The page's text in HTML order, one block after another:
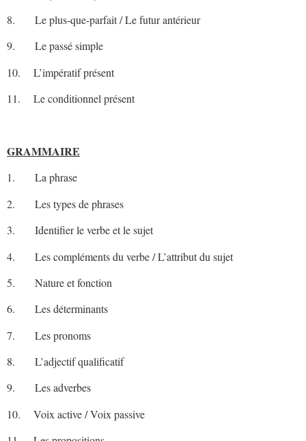
8. Le plus-que-parfait / Le futur antérieur
9. Le passé simple
10. L’impératif présent
11. Le conditionnel présent
GRAMMAIRE
1. La phrase
2. Les types de phrases
3. Identifier le verbe et le sujet
4. Les compléments du verbe / L’attribut du sujet
5. Nature et fonction
6. Les déterminants
7. Les pronoms
8. L’adjectif qualificatif
9. Les adverbes
10. Voix active / Voix passive